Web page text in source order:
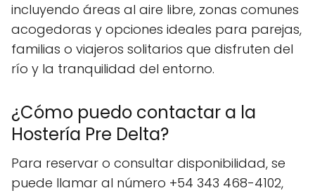
incluyendo áreas al aire libre, zonas comunes
acogedoras y opciones ideales para parejas,
familias o viajeros solitarios que disfruten del
río y la tranquilidad del entorno.
¿Cómo puedo contactar a la
Hostería Pre Delta?
Para reservar o consultar disponibilidad, se
puede llamar al número +54 343 468-4102,